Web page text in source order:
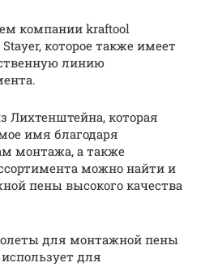
компании kraftool
которое также имеет
линию
Лихтенштейна, которая
имя благодаря
монтажа, а также
можно найти и
пены высокого качества
для монтажной пены
для